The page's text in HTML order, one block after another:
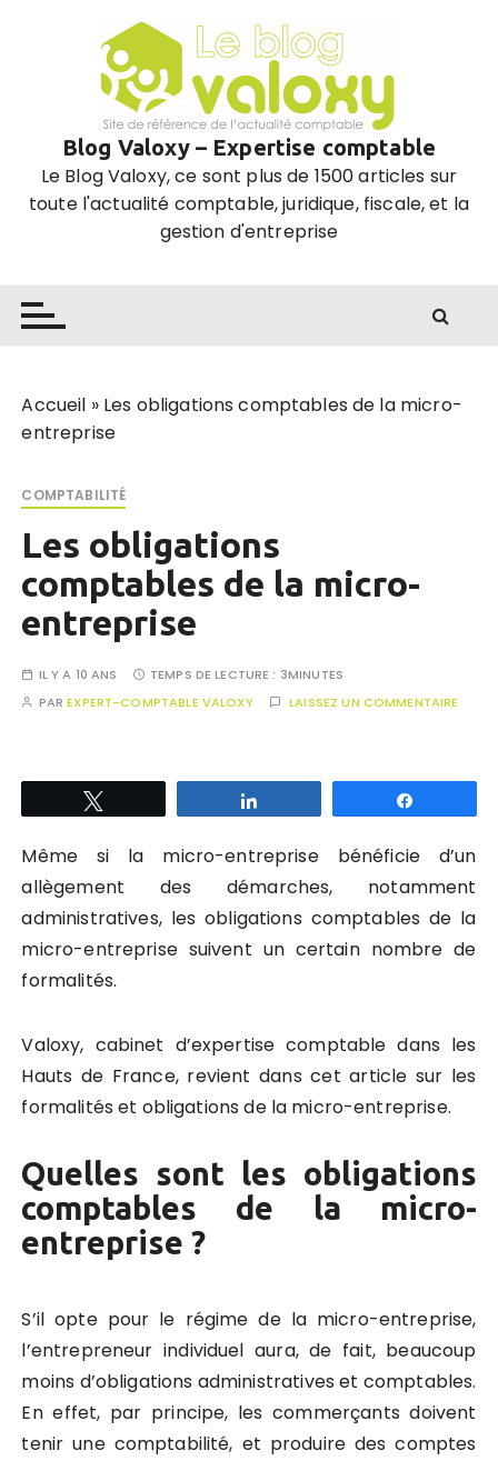
Blog Valoxy – Expertise comptable
Le Blog Valoxy, ce sont plus de 1500 articles sur
toute l'actualité comptable, juridique, fiscale, et la
gestion d'entreprise
Accueil » Les obligations comptables de la micro-
entreprise
COMPTABILITÉ
Les obligations
comptables de la micro-
entreprise
IL Y A 10 ANS TEMPS DE LECTURE : 3MINUTES
PAREXPERT-COMPTABLE VALOXY LAISSEZ UN COMMENTAIRE
Même si la micro-entreprise bénéficie d’un
allègement des démarches, notamment
administratives, les obligations comptables de la
micro-entreprise suivent un certain nombre de
formalités.
Valoxy, cabinet d’expertise comptable dans les
Hauts de France, revient dans cet article sur les
formalités et obligations de la micro-entreprise.
Quelles sont les obligations
comptables de la micro-
entreprise ?
S’il opte pour le régime de la micro-entreprise,
l’entrepreneur individuel aura, de fait, beaucoup
moins d’obligations administratives et comptables.
En effet, par principe, les commerçants doivent
tenir une comptabilité, et produire des comptes